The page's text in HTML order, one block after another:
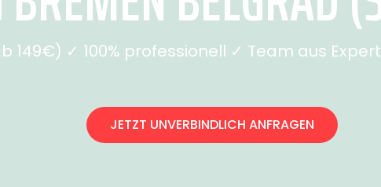
149€) ✓ 100% professionell ✓ Team aus
JETZT UNVERBINDLICH ANFRAGEN